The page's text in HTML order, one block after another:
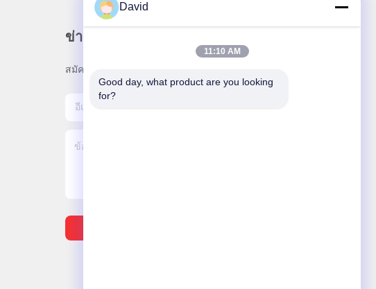
ข่าวสารของเรา
สมัครสมาชิกข่าวสารของเรา เพื่อรับส่วนลดและอื่นๆ
David
11:10 AM
Good day, what product are you looking
for?